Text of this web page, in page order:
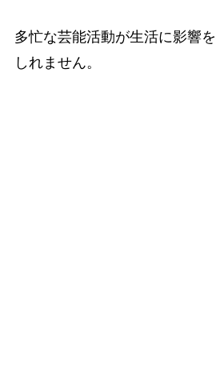
多忙な芸能活動が生活に影響
しれません。